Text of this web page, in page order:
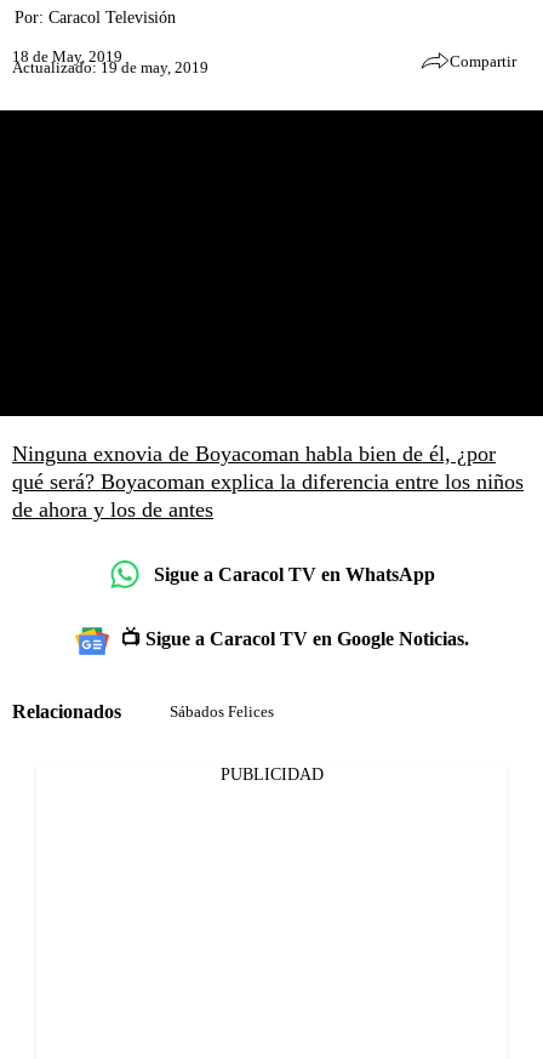
Por: Caracol Televisión
18 de May, 2019
Actualizado: 19 de may, 2019 Compartir
Ninguna exnovia de Boyacoman habla bien de él, ¿por
qué será? Boyacoman explica la diferencia entre los niños
de ahora y los de antes
Sigue a Caracol TV en WhatsApp
📺 Sigue a Caracol TV en Google Noticias.
Relacionados Sábados Felices
PUBLICIDAD